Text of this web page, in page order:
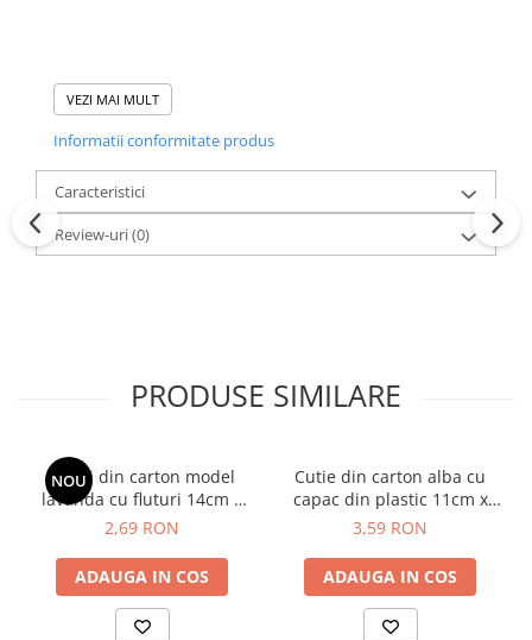
Produs vândut de
Calitate și garanție
office@accesoriitopone.ro
VEZI MAI MULT
Informatii conformitate produs
Caracteristici
Review-uri(0)
PRODUSE SIMILARE
NOU
Pungi din carton model
lavanda cu fluturi 14cm x
12cm
2,69 RON
ADAUGA IN COS
Cutie din carton alba cu
capac din plastic 11cm x
8cm x 4.5cm
3,59 RON
ADAUGA IN COS